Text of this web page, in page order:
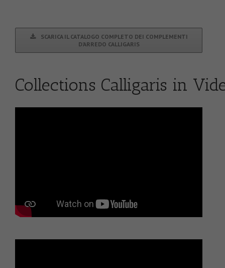
SCARICA IL CATALOGO COMPLETO DEI COMPLEMENTI
D’ARREDO CALLIGARIS
Collections Calligaris in